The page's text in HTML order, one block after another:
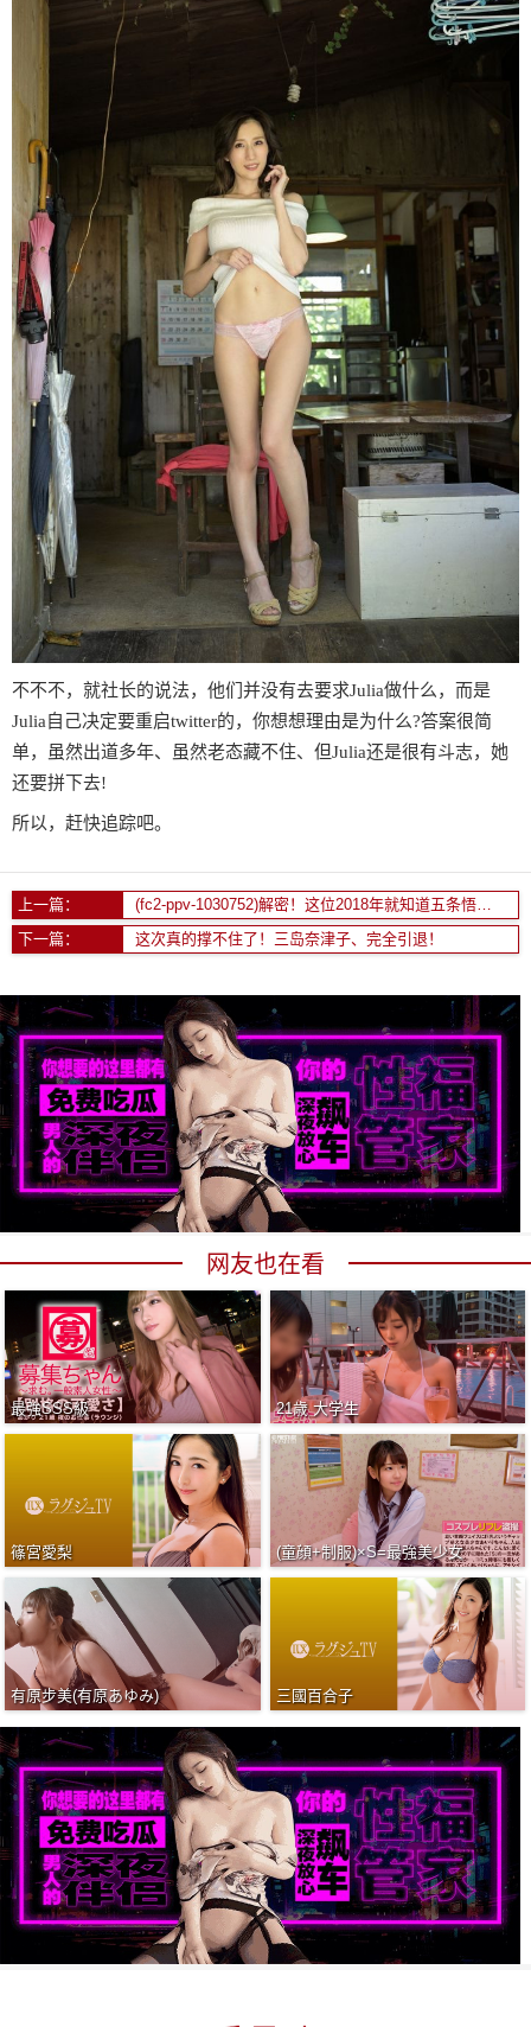
不不不，就社长的说法，他们并没有去要求Julia做什么，而是
Julia自己决定要重启twitter的，你想想理由是为什么?答案很简
单，虽然出道多年、虽然老态藏不住、但Julia还是很有斗志，她
还要拼下去!
所以，赶快追踪吧。
上一篇：
(fc2-ppv-1030752)解密！这位2018年就知道五条悟会红的无码萝莉是？
下一篇：
这次真的撑不住了！三岛奈津子、完全引退！
网友也在看
最強SSS級 21歳 大学生
篠宮愛梨 (童顔+制服)×S=最強美少女
有原步美(有原あゆみ) 三國百合子